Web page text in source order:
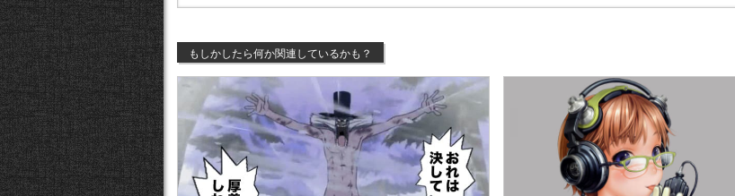
もしかしたら何か関連しているかも？